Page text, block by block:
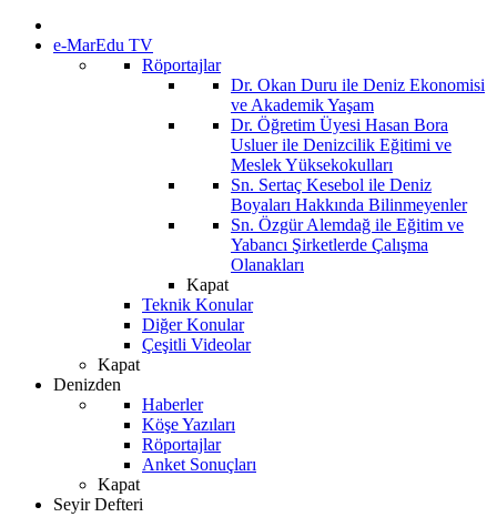
e-MarEdu TV
Röportajlar
Dr. Okan Duru ile Deniz Ekonomisi
ve Akademik Yaşam
Dr. Öğretim Üyesi Hasan Bora
Usluer ile Denizcilik Eğitimi ve
Meslek Yüksekokulları
Sn. Sertaç Kesebol ile Deniz
Boyaları Hakkında Bilinmeyenler
Sn. Özgür Alemdağ ile Eğitim ve
Yabancı Şirketlerde Çalışma
Olanakları
Kapat
Teknik Konular
Diğer Konular
Çeşitli Videolar
Kapat
Denizden
Haberler
Köşe Yazıları
Röportajlar
Anket Sonuçları
Kapat
Seyir Defteri